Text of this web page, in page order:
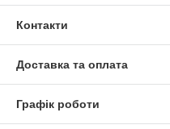
Контакти
Доставка та оплата
Графік роботи